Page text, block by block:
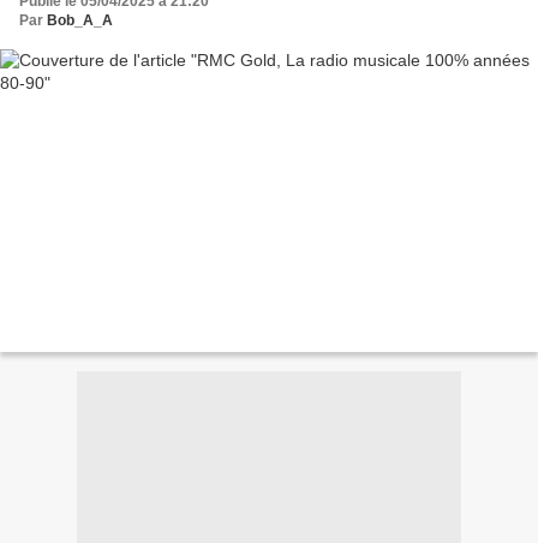
Par Bob_A_A